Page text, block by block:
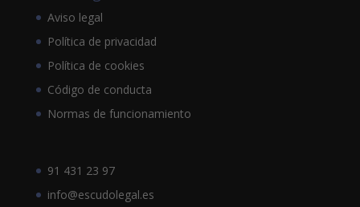
Aviso legal
Política de privacidad
Política de cookies
Código de conducta
Normas de funcionamiento
91 431 23 97
info@escudolegal.es